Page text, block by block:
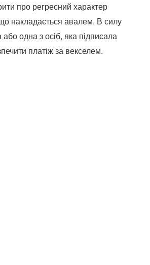
про регресний характер
що накладається авалем. В силу
одна з осіб, яка підписала
платіж за векселем.